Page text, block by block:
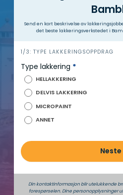
Send en kort beskrivelse av
det beste lakkeringsverkstedet i
h
e
1/3: TYPE LAKKERINGSOPPDRAG
Type lakkering *
HELLAKKERING
DELVIS LAKKERING
MICROPAINT
ANNET
Neste
Din kontaktinformasjon blir utelukkende
forespørselen. Dine person­­opplysninger